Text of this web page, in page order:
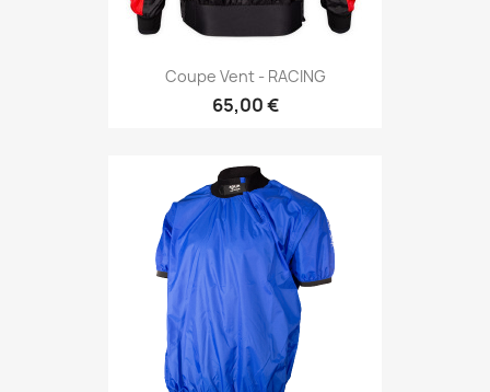
Coupe Vent - RACING
65,00 €